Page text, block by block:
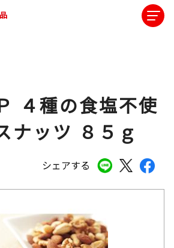
シェアする
４種の食塩不使
ナッツ ８５ｇ